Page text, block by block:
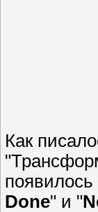
Как
Done" и "